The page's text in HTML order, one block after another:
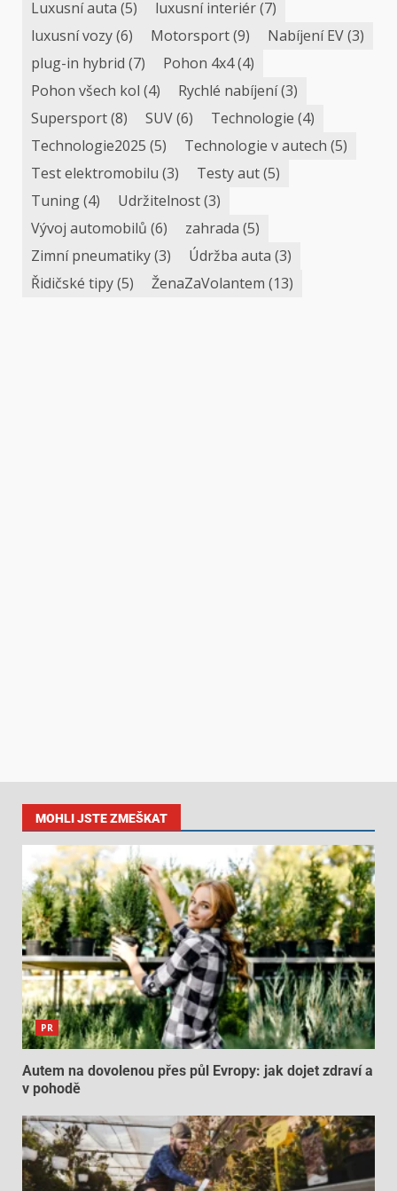
Luxusní auta (5) luxusní interiér(7)
luxusní vozy(6) Motorsport(9) Nabíjení EV(3)
plug-in hybrid (7) Pohon 4x4(4)
Pohon všech kol (4) Rychlé nabíjení(3)
Supersport(8) SUV(6) Technologie (4)
Technologie2025 (5) Technologie v autech (5)
Test elektromobilu (3) Testy aut(5)
Tuning(4) Udržitelnost(3)
Vývoj automobilů (6) zahrada (5)
Zimní pneumatiky(3) Údržba auta (3)
Řidičské tipy(5) ŽenaZaVolantem (13)
MOHLI JSTE ZMEŠKAT
PR
Autem na dovolenou přes půl Evropy: jak dojet zdraví a
v pohodě